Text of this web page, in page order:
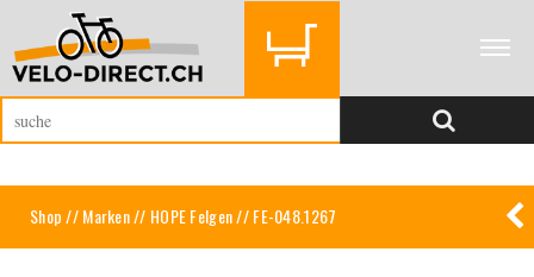
Shop//Marken// HOPE Felgen// FE-048.1267